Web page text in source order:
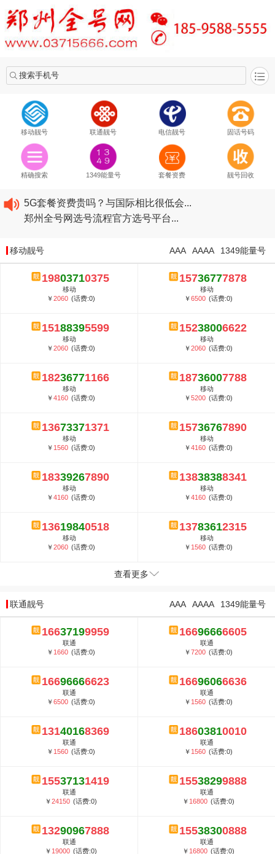
搜索手机号
移动靓号 联通靓号 电信靓号 固话号码
精确搜索 1349能量号 套餐资费 靓号回收
2020​移动最新套餐资费...
2020​联通最新套餐资费...
5G套餐资费贵吗？与国际相比很低会...
郑州全号网选号流程官方选号平台...
2020​联通最新套餐资费...
2020​电信最新套餐资费...
5G套餐资费贵吗？与国际相比很低会...
郑州全号网选号流程官方选号平台...
移动靓号 1349能量号
AAAA
AAA
19803710375
移动
￥2060 (话费:0)
15736777878
移动
￥6500 (话费:0)
15188395599
移动
￥2060 (话费:0)
15238006622
移动
￥2060 (话费:0)
18236771166
移动
￥4160 (话费:0)
18736007788
移动
￥5200 (话费:0)
13673371371
移动
￥ 1560 (话费:0)
15736767890
移动
￥4160 (话费:0)
18339267890
移动
￥4160 (话费:0)
13838388341
移动
￥4160 (话费:0)
13619840518
移动
￥2060 (话费:0)
13783612315
移动
￥ 1560 (话费:0)
查看更多
联通靓号 1349能量号
AAAA
AAA
16637199959
联通
￥ 1660 (话费:0)
16696666605
联通
￥7200 (话费:0)
16696666623
联通
￥6500 (话费:0)
16696066636
联通
￥ 1560 (话费:0)
13140168369
联通
￥ 1560 (话费:0)
18603810010
联通
￥ 1560 (话费:0)
15537131419
联通
￥24150 (话费:0)
15538299888
联通
￥ 16800 (话费:0)
13290967888
联通
￥ 19000 (话费:0)
15538300888
联通
￥ 16800 (话费:0)